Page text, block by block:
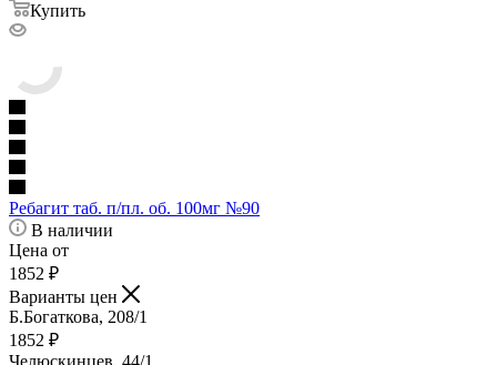
Купить
Ребагит таб. п/пл. об. 100мг №90
В наличии
Цена от
1852 ₽
Варианты цен
Б.Богаткова, 208/1
1852 ₽